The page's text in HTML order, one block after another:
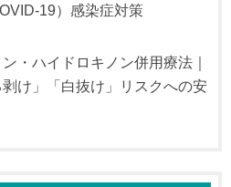
19）感染症対策
・ハイドロキノン併用療法｜
け」「白抜け」リスクへの安